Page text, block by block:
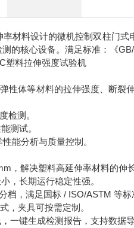
材料设计的微机控制双柱门
的核心设备。满足标准：《GB/
性体等材料的拉伸强度、断裂
检测。
测试。
能分析与质量控制。
，解决塑料高延伸率材料的伸
，长期运行稳定性强。
档，满足国标 / ISO/ASTM 等标
，夹具可按需定制。
一键生成检测报告，支持数据导